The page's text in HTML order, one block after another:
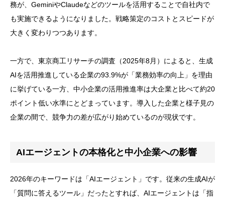
務が、GeminiやClaudeなどのツールを活用することで自社内で
も実施できるようになりました。戦略策定のコストとスピードが
大きく変わりつつあります。
一方で、東京商工リサーチの調査（2025年8月）によると、生成
AIを活用推進している企業の93.9%が「業務効率の向上」を理由
に挙げている一方、中小企業の活用推進率は大企業と比べて約20
ポイント低い水準にとどまっています。導入した企業と様子見の
企業の間で、競争力の差が広がり始めているのが現状です。
AIエージェントの本格化と中小企業への影響
2026年のキーワードは「AIエージェント」です。従来の生成AIが
「質問に答えるツール」だったとすれば、AIエージェントは「指